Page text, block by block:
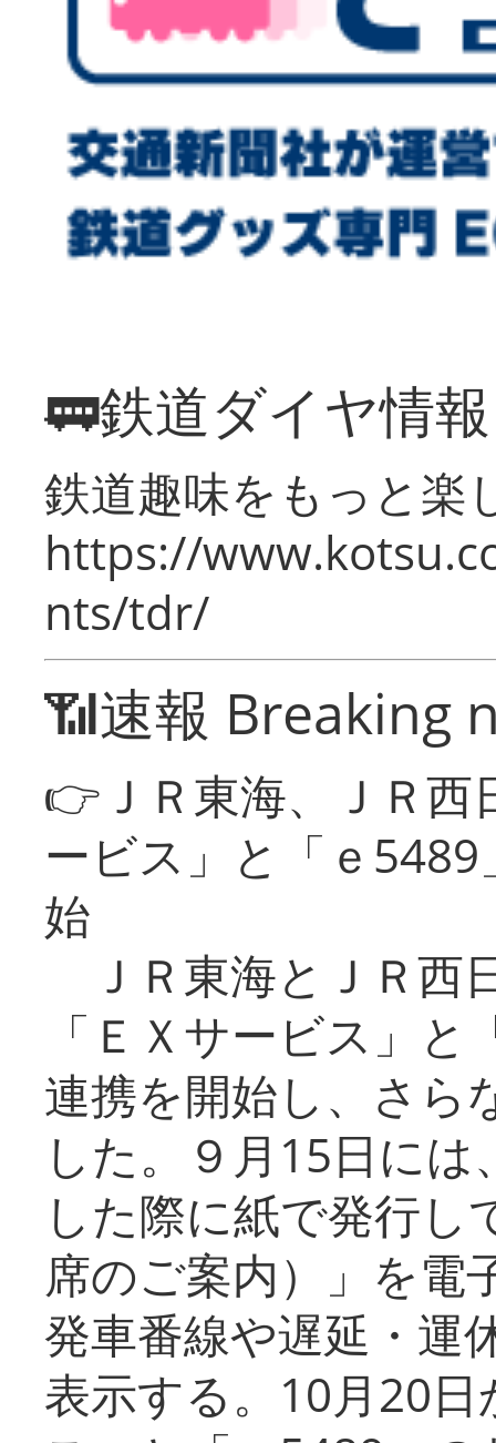
🚃鉄道ダイヤ情
鉄道趣味をもっと楽
https://
nts/tdr/
📶速報 Breaking
👉ＪＲ東海、ＪＲ
ービス」と「ｅ
始
ＪＲ東海とＪＲ西
「ＥＸサービス」
連携を開始し、さら
した。９月15日に
した際に紙で発行し
席のご案内）」を電
発車番線や遅延・運
表示する。10月20